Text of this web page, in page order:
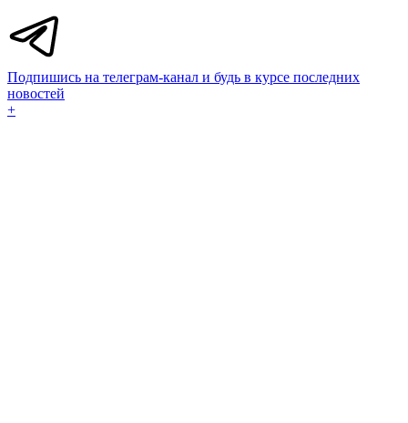
Подпишись на телеграм-канал и будь в курсе последних
новостей
+